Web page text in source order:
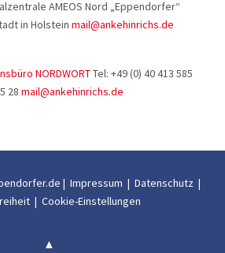
AMEOS Nord „Eppendorfer“
in Holstein mail@ankehinrichs.de
NORDWORTTel: +49 (0) 40 413 585
28 mail@ankehinrichs.de
| Impressum | Datenschutz |
| Cookie-Einstellungen